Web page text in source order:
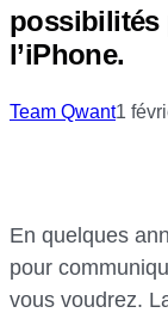
possibilités
l’iPhone.
Team Qwant1
En quelques
pour
vous voudrez.